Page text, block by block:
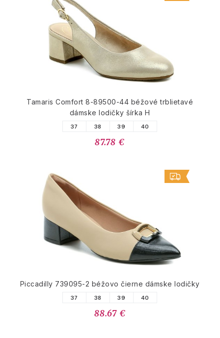
Tamaris Comfort 8-89500-44 béžové trblietavé
dámske lodičky šírka H
37 38 39 40
87.78 €
Piccadilly 739095-2 béžovo čierne dámske lodičky
37 38 39 40
88.67 €